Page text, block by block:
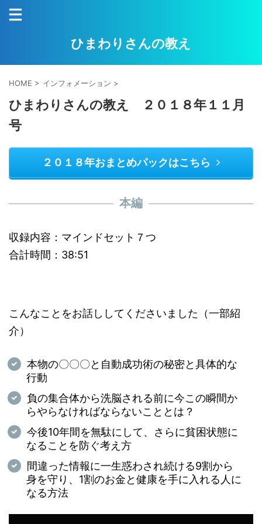
ひまわりさんの教え
HOME > インフォメーション >
ひまわりさんの教え ２０１８年１１月
号
２０１８年おまとめパックはこちら
本編
収録内容：マインドセット７つ
合計時間：38:51
こんなことをお話ししてくださいました（一部紹
介）
本物の〇〇〇と自動成功術の秘密と具体的な
行動
負の集合体から洗脳される前に今この瞬間か
らやらなければならないこととは？
今後10年間を無駄にして、さらに貧困状態に
なることを防ぐ考え方
間違った情報に一生惑わされ続ける9割から
身を守り、1割のお金と健康を手に入れる人に
なる方法